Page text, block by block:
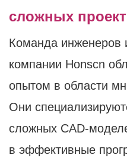
сложных
Команда инженеров
компании Honscn
опытом в области
Они
сложных CAD-
в эффективные